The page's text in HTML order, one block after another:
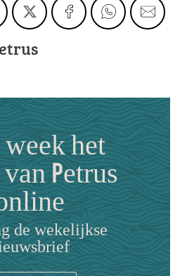
week het
Petrus
de wekelijkse